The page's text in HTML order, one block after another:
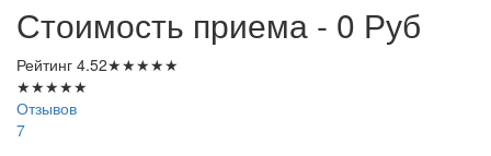
Стоимость приема - 0 Руб
Рейтинг 4.52★★★★★
★★★★★
Отзывов
7